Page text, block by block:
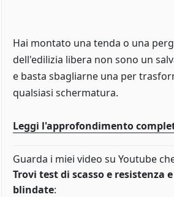
Hai montato una tenda o una
dell'edilizia libera non sono un
e basta sbagliarne una per
qualsiasi schermatura.
Leggi l'approfondimento
Guarda i miei video su Youtube
Trovi test di scasso e
blindate: